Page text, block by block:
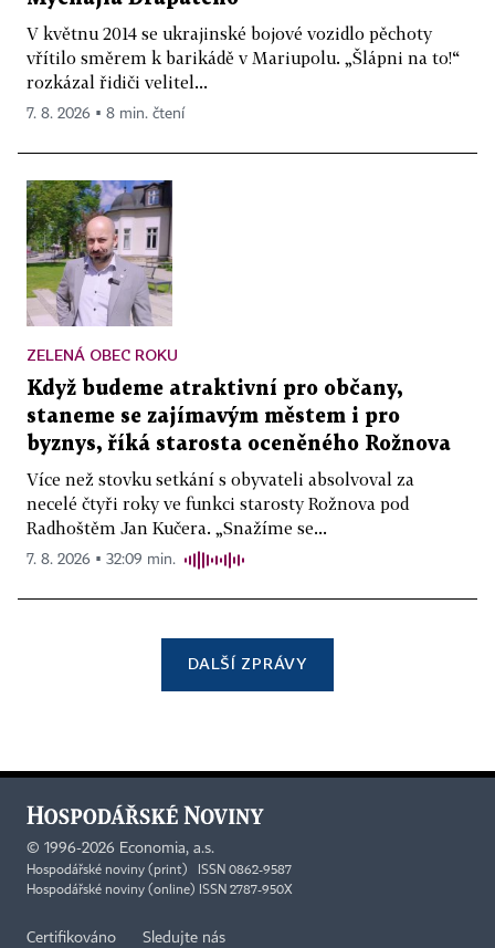
V květnu 2014 se ukrajinské bojové vozidlo pěchoty
vřítilo směrem k barikádě v Mariupolu. „Šlápni na to!“
rozkázal řidiči velitel...
7. 8. 2026 ▪ 8 min. čtení
ZELENÁ OBEC ROKU
Když budeme atraktivní pro občany,
staneme se zajímavým městem i pro
byznys, říká starosta oceněného Rožnova
Více než stovku setkání s obyvateli absolvoval za
necelé čtyři roky ve funkci starosty Rožnova pod
Radhoštěm Jan Kučera. „Snažíme se...
7. 8. 2026 ▪ 32:09 min.
DALŠÍ ZPRÁVY
© 1996-2026 Economia, a.s.
Hospodářské noviny (print) ISSN 0862-9587
Hospodářské noviny (online) ISSN 2787-950X
Certifikováno Sledujte nás